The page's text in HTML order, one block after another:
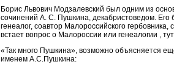
Борис Львович Модзалевский был одним из
сочинений А. С. Пушкина, декабристоведом. Его
генеалог, соавтор Малороссийского
встает вопрос о Малороссии или генеалогии ,
«Так много Пушкина», возможно объясняется
именем А.С.Пушкина: